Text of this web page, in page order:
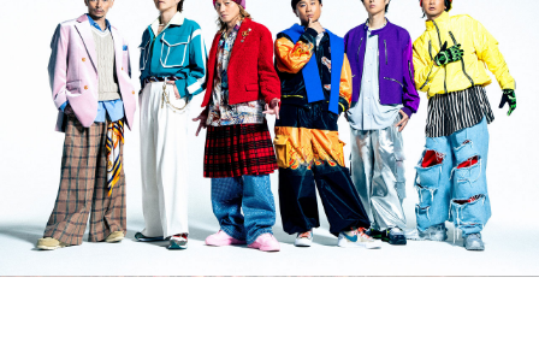
MOVIE
LINE
YouTube
BLOG
Facebook
Twitter
DPC